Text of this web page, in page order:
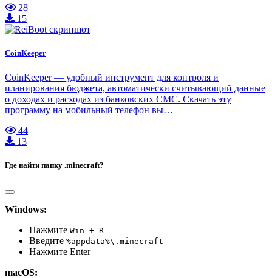
28
15
CoinKeeper
CoinKeeper — удобный инструмент для контроля и
планирования бюджета, автоматически считывающий данные
о доходах и расходах из банковских СМС. Скачать эту
программу на мобильный телефон вы…
44
13
Где найти папку .minecraft?
Windows:
Нажмите Win + R
Введите %appdata%\.minecraft
Нажмите Enter
macOS: